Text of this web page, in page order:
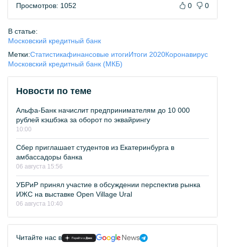
Просмотров: 1052 0 0
В статье:
Московский кредитный банк
Метки:Статистикафинансовые итогиИтоги 2020Коронавирус
Московский кредитный банк (МКБ)
Новости по теме
Альфа-Банк начислит предпринимателям до 10 000
рублей кэшбэка за оборот по эквайрингу
10:00
Сбер приглашает студентов из Екатеринбурга в
амбассадоры банка
06 августа 15:56
УБРиР принял участие в обсуждении перспектив рынка
ИЖС на выставке Open Village Ural
06 августа 10:40
Читайте нас в